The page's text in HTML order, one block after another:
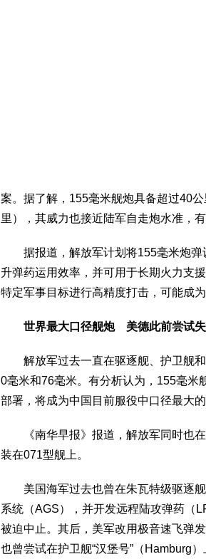
案。据了解，155毫米舰炮具备超过40
里），其威力也接近陆军自走炮水准，
据报道，解放军计划将155毫米炮弹
升弹药运用效率，并可用于长期火力支
特定军事目标进行高精度打击，可能成
世界最大口径舰炮 美德此前尝试
解放军过去一直在驱逐舰、护卫舰和
0毫米和76毫米。有分析认为，155毫米
部署，将成为中国目前服役中口径最大
《南华早报》报道，解放军同时也在
装在071型舰上。
美国海军过去也曾在朱瓦特级驱逐舰
系统（AGS），并开发远程陆攻弹药（
被迫中止。其后，美军改用极音速飞弹
也曾尝试在护卫舰“汉堡号”（Hamburg